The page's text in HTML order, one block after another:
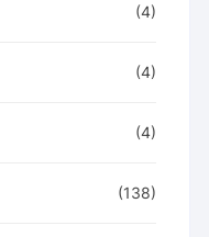
(4)
(4)
(4)
(138)